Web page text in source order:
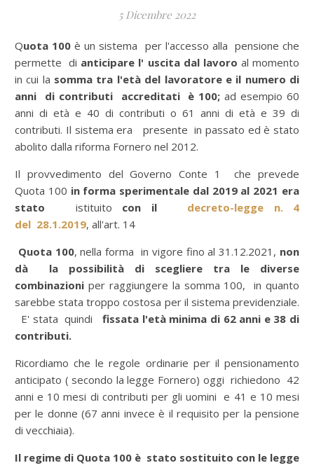
5 Dicembre 2022
Quota 100è un sistema per l'accesso alla pensione che
permette di anticipare l' uscita dal lavoro al momento
in cui la somma tra l'età del lavoratore e il numero di
anni di contributi accreditati è 100; ad esempio 60
anni di età e 40 di contributi o 61 anni di età e 39 di
contributi. Il sistema era presente in passato ed è stato
abolito dalla riforma Fornero nel 2012.
Il provvedimento del Governo Conte 1 che prevede
Quota 100 in forma sperimentale dal 2019 al 2021 era
stato
istituito con il
decreto-legge n. 4
del 28.1.2019, all'art. 14
Quota 100, nella forma in vigore fino al 31.12.2021, non
dà la possibilità di scegliere tra le diverse
combinazioni per raggiungere la somma 100, in quanto
sarebbe stata troppo costosa per il sistema previdenziale.
E' stata quindi fissata l'età minima di 62 anni e 38 di
contributi.
Ricordiamo che leregole ordinarie per il pensionamento
anticipato ( secondo la legge Fornero) oggi richiedono 42
anni e 10 mesi di contributi per gli uomini e 41 e 10 mesi
per le donne(67 anni invece è il requisito per la pensione
di vecchiaia).
Il regime di Quota 100 è stato sostituito con le legge